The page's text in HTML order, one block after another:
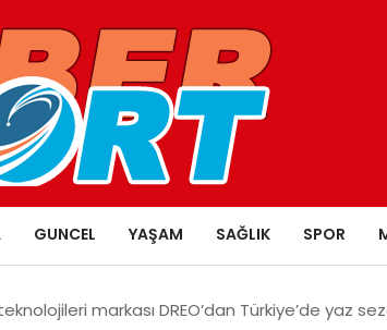
GUNCEL YAŞAM SAĞLIK SPOR
teknolojileri markası DREO’dan Türkiye’de yaz